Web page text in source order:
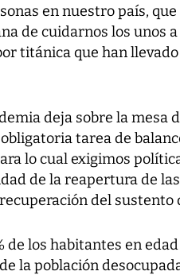
en nuestro país,
de cuidarnos los unos
titánica que han
deja sobre la mesa
tarea de
lo cual exigimos
de la reapertura de
del sustento
de los habitantes en
la población